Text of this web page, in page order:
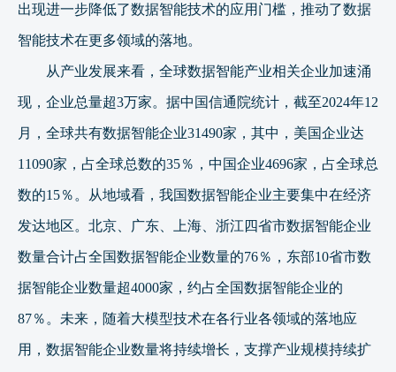
出现进一步降低了数据智能技术的应用门槛，推动了数据
智能技术在更多领域的落地。
从产业发展来看，全球数据智能产业相关企业加速涌
现，企业总量超3万家。据中国信通院统计，截至2024年12
月，全球共有数据智能企业31490家，其中，美国企业达
11090家，占全球总数的35％，中国企业4696家，占全球总
数的15％。从地域看，我国数据智能企业主要集中在经济
发达地区。北京、广东、上海、浙江四省市数据智能企业
数量合计占全国数据智能企业数量的76％，东部10省市数
据智能企业数量超4000家，约占全国数据智能企业的
87％。未来，随着大模型技术在各行业各领域的落地应
用，数据智能企业数量将持续增长，支撑产业规模持续扩